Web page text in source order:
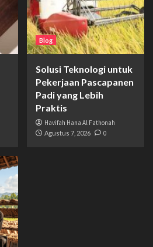
Blog
Solusi Teknologi untuk
Pekerjaan Pascapanen
Padi yang Lebih
Praktis
Havifah Hana Al Fathonah
Agustus 7, 2026 0